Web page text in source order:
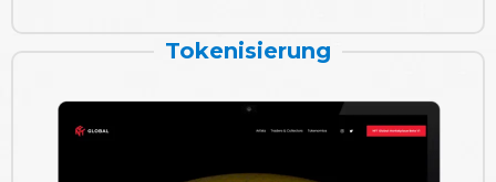
Tokenisierung